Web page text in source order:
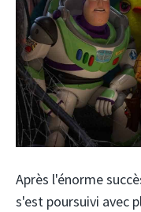
Après l'énorme
s'est poursuivi avec